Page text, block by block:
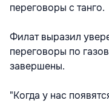
переговоры с танго.
Филат выразил
переговоры по
завершены.
"Когда у нас